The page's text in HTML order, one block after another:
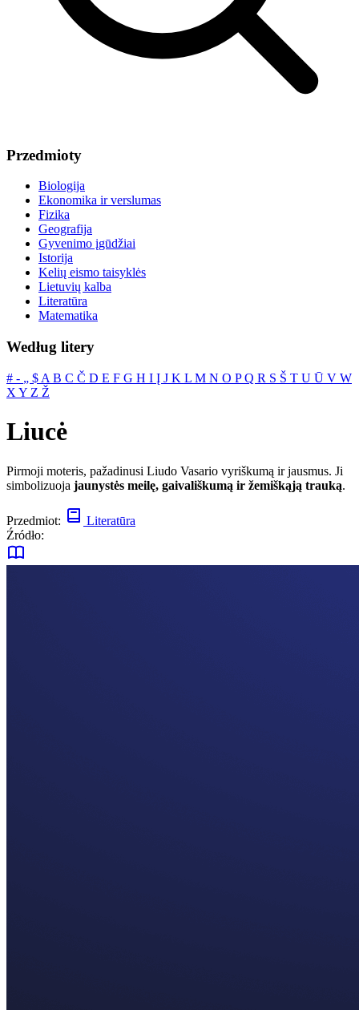
Przedmioty
Biologija
Ekonomika ir verslumas
Fizika
Geografija
Gyvenimo įgūdžiai
Istorija
Kelių eismo taisyklės
Lietuvių kalba
Literatūra
Matematika
Według litery
# ‐ „ $ A B C Č D E F G H I Į J K L M N O PQ R S Š T U Ū V W
X Y Z Ž
Liucė
Pirmoji moteris, pažadinusi Liudo Vasario vyriškumą ir jausmus. Ji
simbolizuoja jaunystės meilę, gaivališkumą ir žemiškąją trauką.
Przedmiot:
Literatūra
Źródło: